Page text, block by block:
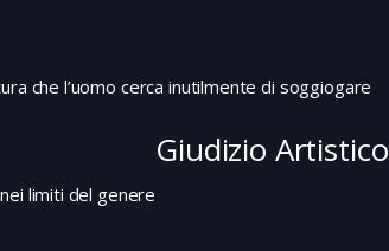
che l’uomo cerca inutilmente di soggiogare
limiti del genere
Giudizio Artistico